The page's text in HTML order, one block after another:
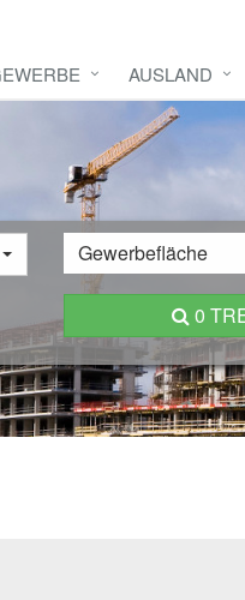
AUSLAND
Gewerbefläche
0